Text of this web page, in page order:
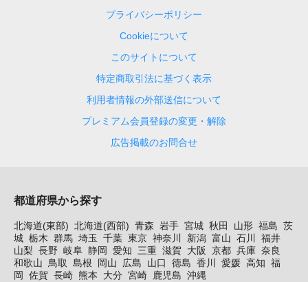
プライバシーポリシー
Cookieについて
このサイトについて
特定商取引法に基づく表示
利用者情報の外部送信について
プレミアム会員登録の変更・解除
広告掲載のお問合せ
都道府県から探す
北海道(東部) 北海道(西部) 青森 岩手 宮城 秋田 山形 福島 茨
城 栃木 群馬 埼玉 千葉 東京 神奈川 新潟 富山 石川
福井
山梨 長野 岐阜 静岡 愛知 三重 滋賀 大阪 京都 兵庫 奈良
和歌山 鳥取 島根 岡山 広島 山口 徳島 香川 愛媛 高知 福
岡
佐賀 長崎 熊本 大分 宮崎 鹿児島 沖縄